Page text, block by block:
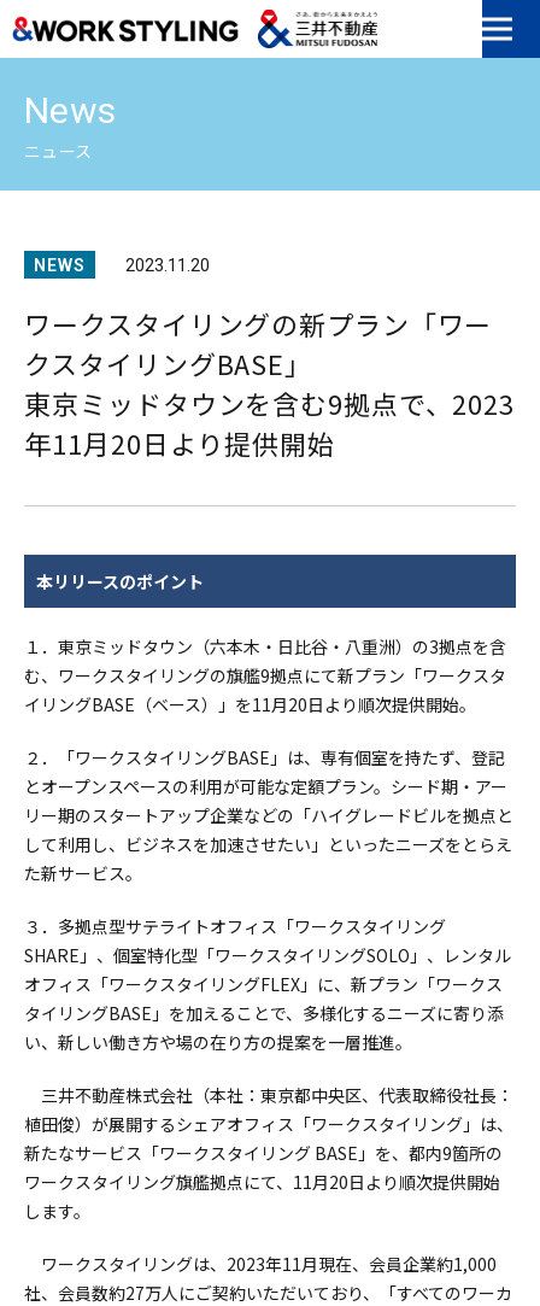
News
ニュース
NEWS 2023.11.20
ワークスタイリングの新プラン「ワー
クスタイリングBASE」
東京ミッドタウンを含む9拠点で、2023
年11月20日より提供開始
本リリースのポイント
１．東京ミッドタウン（六本木・日比谷・八重洲）の3拠点を含
む、ワークスタイリングの旗艦9拠点にて新プラン「ワークスタ
イリングBASE（ベース）」を11月20日より順次提供開始。
２．「ワークスタイリングBASE」は、専有個室を持たず、登記
とオープンスペースの利用が可能な定額プラン。シード期・アー
リー期のスタートアップ企業などの「ハイグレードビルを拠点と
して利用し、ビジネスを加速させたい」といったニーズをとらえ
た新サービス。
３．多拠点型サテライトオフィス「ワークスタイリング
SHARE」、個室特化型「ワークスタイリングSOLO」、レンタル
オフィス「ワークスタイリングFLEX」に、新プラン「ワークス
タイリングBASE」を加えることで、多様化するニーズに寄り添
い、新しい働き方や場の在り方の提案を一層推進。
三井不動産株式会社（本社：東京都中央区、代表取締役社長：
植田俊）が展開するシェアオフィス「ワークスタイリング」は、
新たなサービス「ワークスタイリング BASE」を、都内9箇所の
ワークスタイリング旗艦拠点にて、11月20日より順次提供開始
します。
ワークスタイリングは、2023年11月現在、会員企業約1,000
社、会員数約27万人にご契約いただいており、「すべてのワーカ